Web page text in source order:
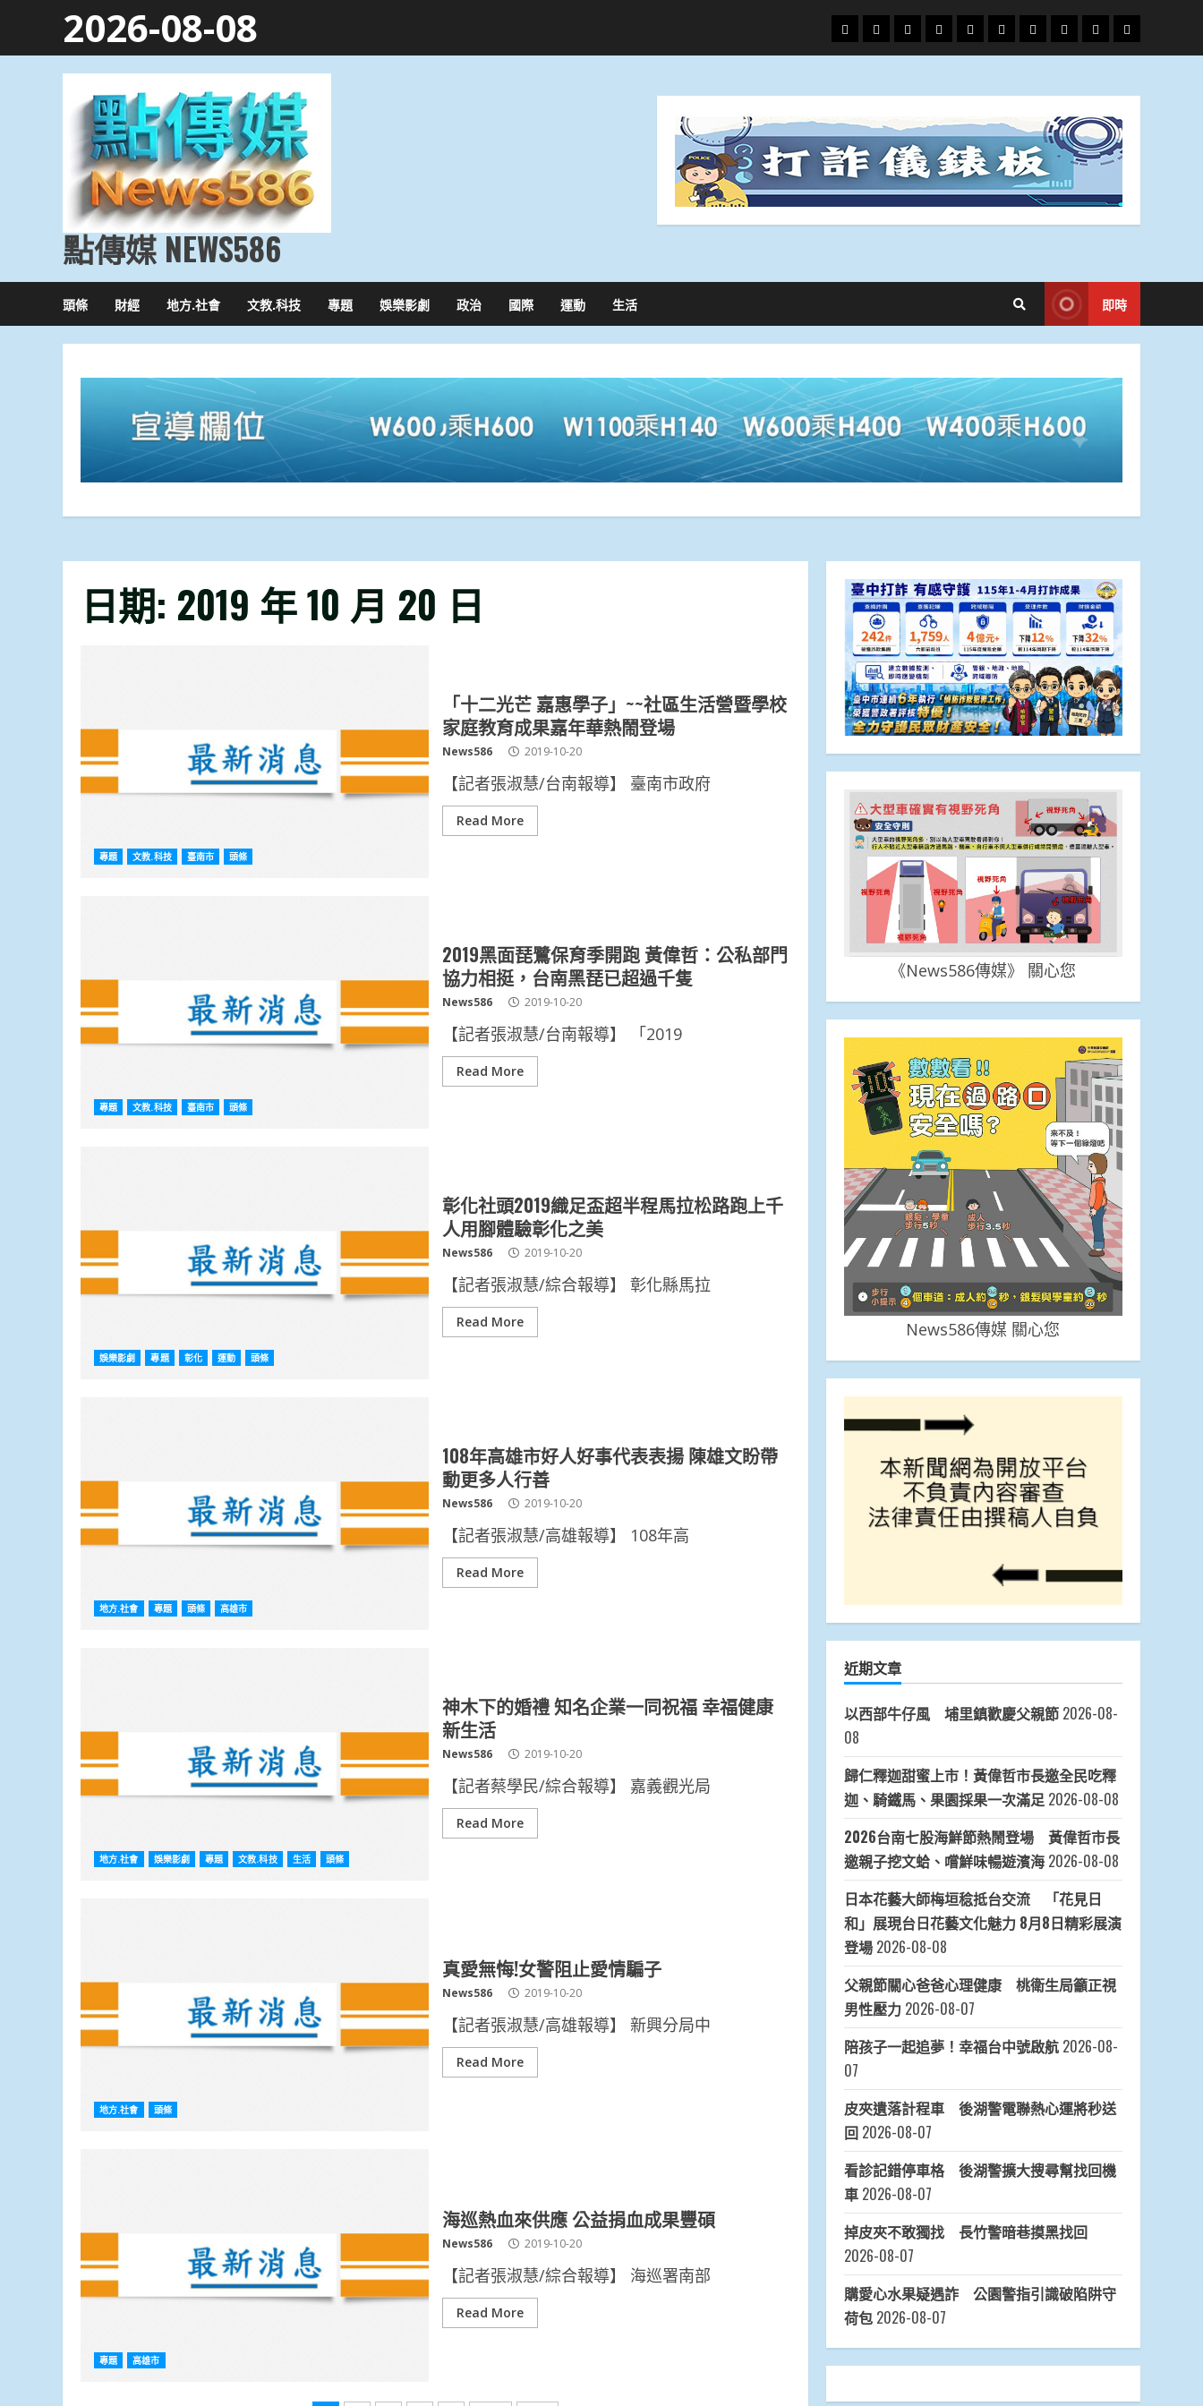
2026-08-08
頭
條
財
經
地
方.
文
教.
專
題
娛
樂
政
治
國
際
運
動
生
活
點傳媒 NEWS586
頭條 財經 地方.社會 文教.科技 專題 娛樂影劇 政治 國際 運動 生活 即時
日期: 2019 年 10 月 20 日
專題 文教.科技 臺南市 頭條
「十二光芒 嘉惠學子」~~社區生活營暨學校
家庭教育成果嘉年華熱鬧登場
News586 2019-10-20
【記者張淑慧/台南報導】 臺南市政府
Read More
專題 文教.科技 臺南市 頭條
2019黑面琵鷺保育季開跑 黃偉哲：公私部門
協力相挺，台南黑琵已超過千隻
News586 2019-10-20
【記者張淑慧/台南報導】 「2019
Read More
娛樂影劇 專題 彰化 運動 頭條
彰化社頭2019織足盃超半程馬拉松路跑上千
人用腳體驗彰化之美
News586 2019-10-20
【記者張淑慧/綜合報導】 彰化縣馬拉
Read More
地方.社會 專題 頭條 高雄市
108年高雄市好人好事代表表揚 陳雄文盼帶
動更多人行善
News586 2019-10-20
【記者張淑慧/高雄報導】 108年高
Read More
地方.社會 娛樂影劇 專題 文教.科技 生活 頭條
神木下的婚禮 知名企業一同祝福 幸福健康
新生活
News586 2019-10-20
【記者蔡學民/綜合報導】 嘉義觀光局
Read More
地方.社會 頭條
真愛無悔!女警阻止愛情騙子
News586 2019-10-20
【記者張淑慧/高雄報導】 新興分局中
Read More
專題 高雄市
海巡熱血來供應 公益捐血成果豐碩
News586 2019-10-20
【記者張淑慧/綜合報導】 海巡署南部
Read More
《News586傳媒》 關心您
News586傳媒 關心您
近期文章
以西部牛仔風 埔里鎮歡慶父親節 2026-08-
08
歸仁釋迦甜蜜上市！黃偉哲市長邀全民吃釋
迦、騎鐵馬、果園採果一次滿足 2026-08-08
2026台南七股海鮮節熱鬧登場 黃偉哲市長
邀親子挖文蛤、嚐鮮味暢遊濱海 2026-08-08
日本花藝大師梅垣稔抵台交流 「花見日
和」展現台日花藝文化魅力 8月8日精彩展演
登場 2026-08-08
父親節關心爸爸心理健康 桃衛生局籲正視
男性壓力 2026-08-07
陪孩子一起追夢！幸福台中號啟航 2026-08-
07
皮夾遺落計程車 後湖警電聯熱心運將秒送
回 2026-08-07
看診記錯停車格 後湖警擴大搜尋幫找回機
車 2026-08-07
掉皮夾不敢獨找 長竹警暗巷摸黑找回
2026-08-07
購愛心水果疑遇詐 公園警指引識破陷阱守
荷包 2026-08-07